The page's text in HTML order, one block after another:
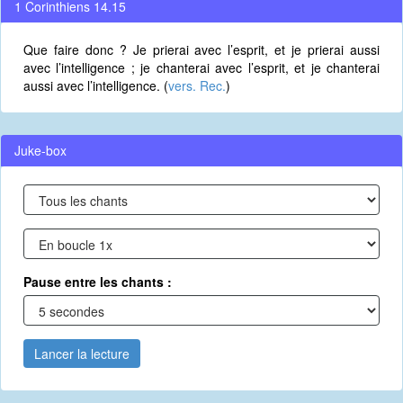
1 Corinthiens 14.15
Que faire donc ? Je prierai avec l’esprit, et je prierai aussi
avec l’intelligence ; je chanterai avec l’esprit, et je chanterai
aussi avec l’intelligence. (vers. Rec.)
Juke-box
Pause entre les chants :
Lancer la lecture